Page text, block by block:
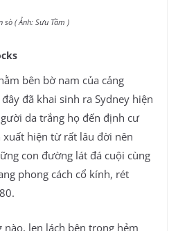
sò ( Ảnh: Sưu Tầm )
bên bờ nam của cảng
đã khai sinh ra Sydney hiện
da trắng họ đến định cư
hiện từ rất lâu đời nên
con đường lát đá cuội cùng
phong cách cổ kính, rét
len lách bên trong hẻm